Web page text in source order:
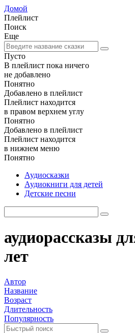
Домой
Плейлист
Поиск
Еще
Пусто
В плейлист пока ничего
не добавлено
Понятно
Добавлено в плейлист
Плейлист находится
в правом верхнем углу
Понятно
Добавлено в плейлист
Плейлист находится
в нижнем меню
Понятно
Аудиосказки
Аудиокниги для детей
Детские песни
аудиорассказы
лет
Автор
Название
Возраст
Длительность
Популярность